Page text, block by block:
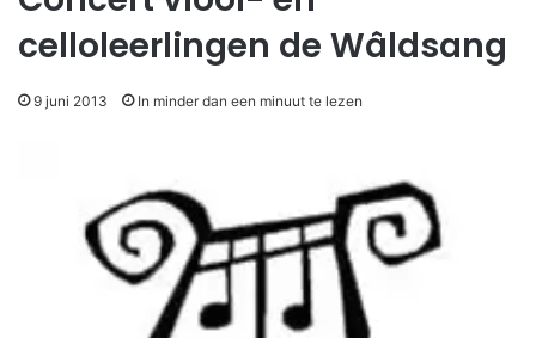
celloleerlingen de Wâldsang
9 juni 2013 In minder dan een minuut te lezen